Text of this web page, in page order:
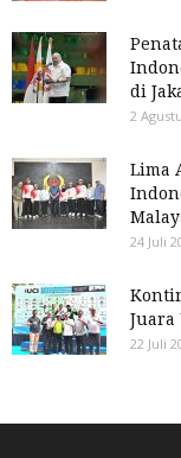
di
2
Lima
24 Juli
Juara
22 Juli